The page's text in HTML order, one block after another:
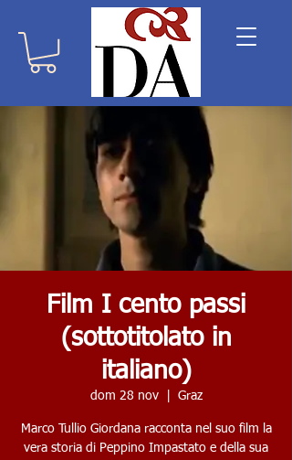
Film I cento passi
(sottotitolato in
italiano)
dom 28 nov
  |
Graz
Marco Tullio Giordana racconta nel suo film la
vera storia di Peppino Impastato e della sua